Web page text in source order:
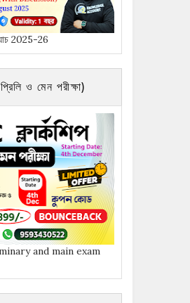
2025-26
ও মেন পরীক্ষা)
and main exam